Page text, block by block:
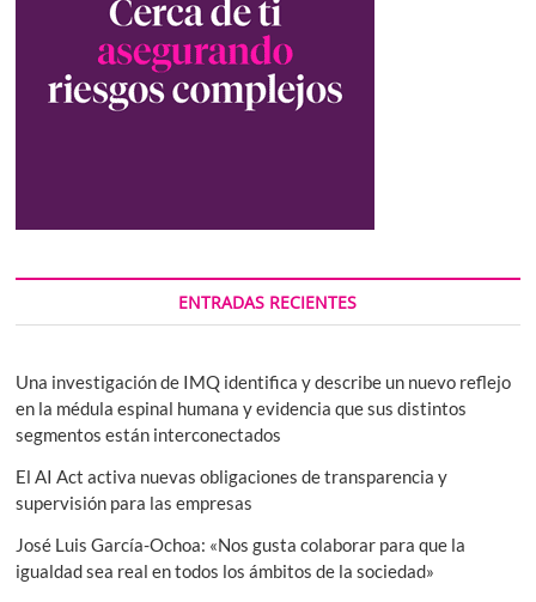
ENTRADAS RECIENTES
Una investigación de IMQ identifica y describe un nuevo reflejo
en la médula espinal humana y evidencia que sus distintos
segmentos están interconectados
El AI Act activa nuevas obligaciones de transparencia y
supervisión para las empresas
José Luis García-Ochoa: «Nos gusta colaborar para que la
igualdad sea real en todos los ámbitos de la sociedad»